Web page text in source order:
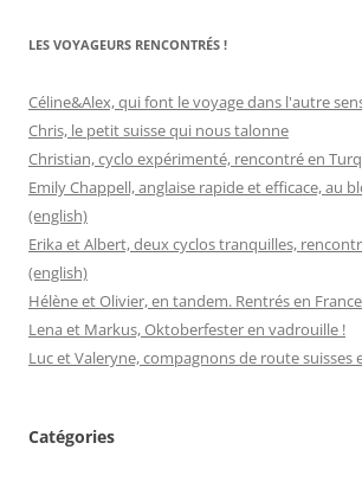
LES VOYAGEURS RENCONTRÉS !
Céline&Alex, qui font le voyage dans l'autre
Chris, le petit suisse qui nous talonne
Christian, cyclo expérimenté, rencontré en
Emily Chappell, anglaise rapide et efficace, au
(english)
Erika et Albert, deux cyclos tranquilles,
(english)
Hélène et Olivier, en tandem. Rentrés en
Lena et Markus, Oktoberfester en vadrouille !
Luc et Valeryne, compagnons de route suisses
Catégories